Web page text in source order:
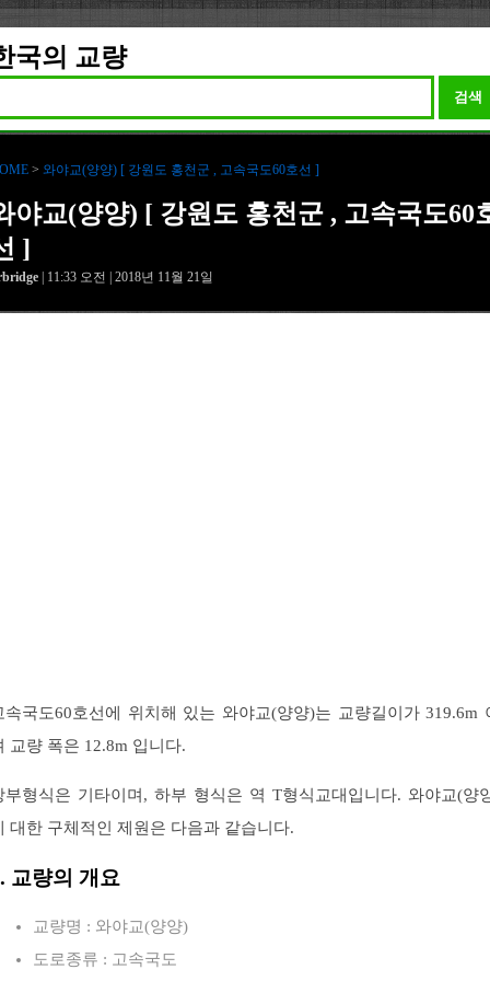
국의 교량
검색
> 와야교(양양) [ 강원도 홍천군 , 고속국도60호선 ]
야교(양양) [ 강원도 홍천군 , 고속국도60
]
| 11:33 오전 | 2018년 11월 21일
속국도60호선에 위치해 있는 와야교(양양)는 교량길이가 319.6m
교량 폭은 12.8m 입니다.
부형식은 기타이며, 하부 형식은 역 T형식교대입니다. 와야교(양
대한 구체적인 제원은 다음과 같습니다.
교량의 개요
교량명 : 와야교(양양)
도로종류 : 고속국도